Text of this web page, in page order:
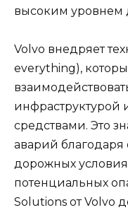
высоким уровнем
Volvo внедряет
everything),
инфраструктурой
средствами. Это
аварий
дорожных
потенциальных
Solutions от Volvo